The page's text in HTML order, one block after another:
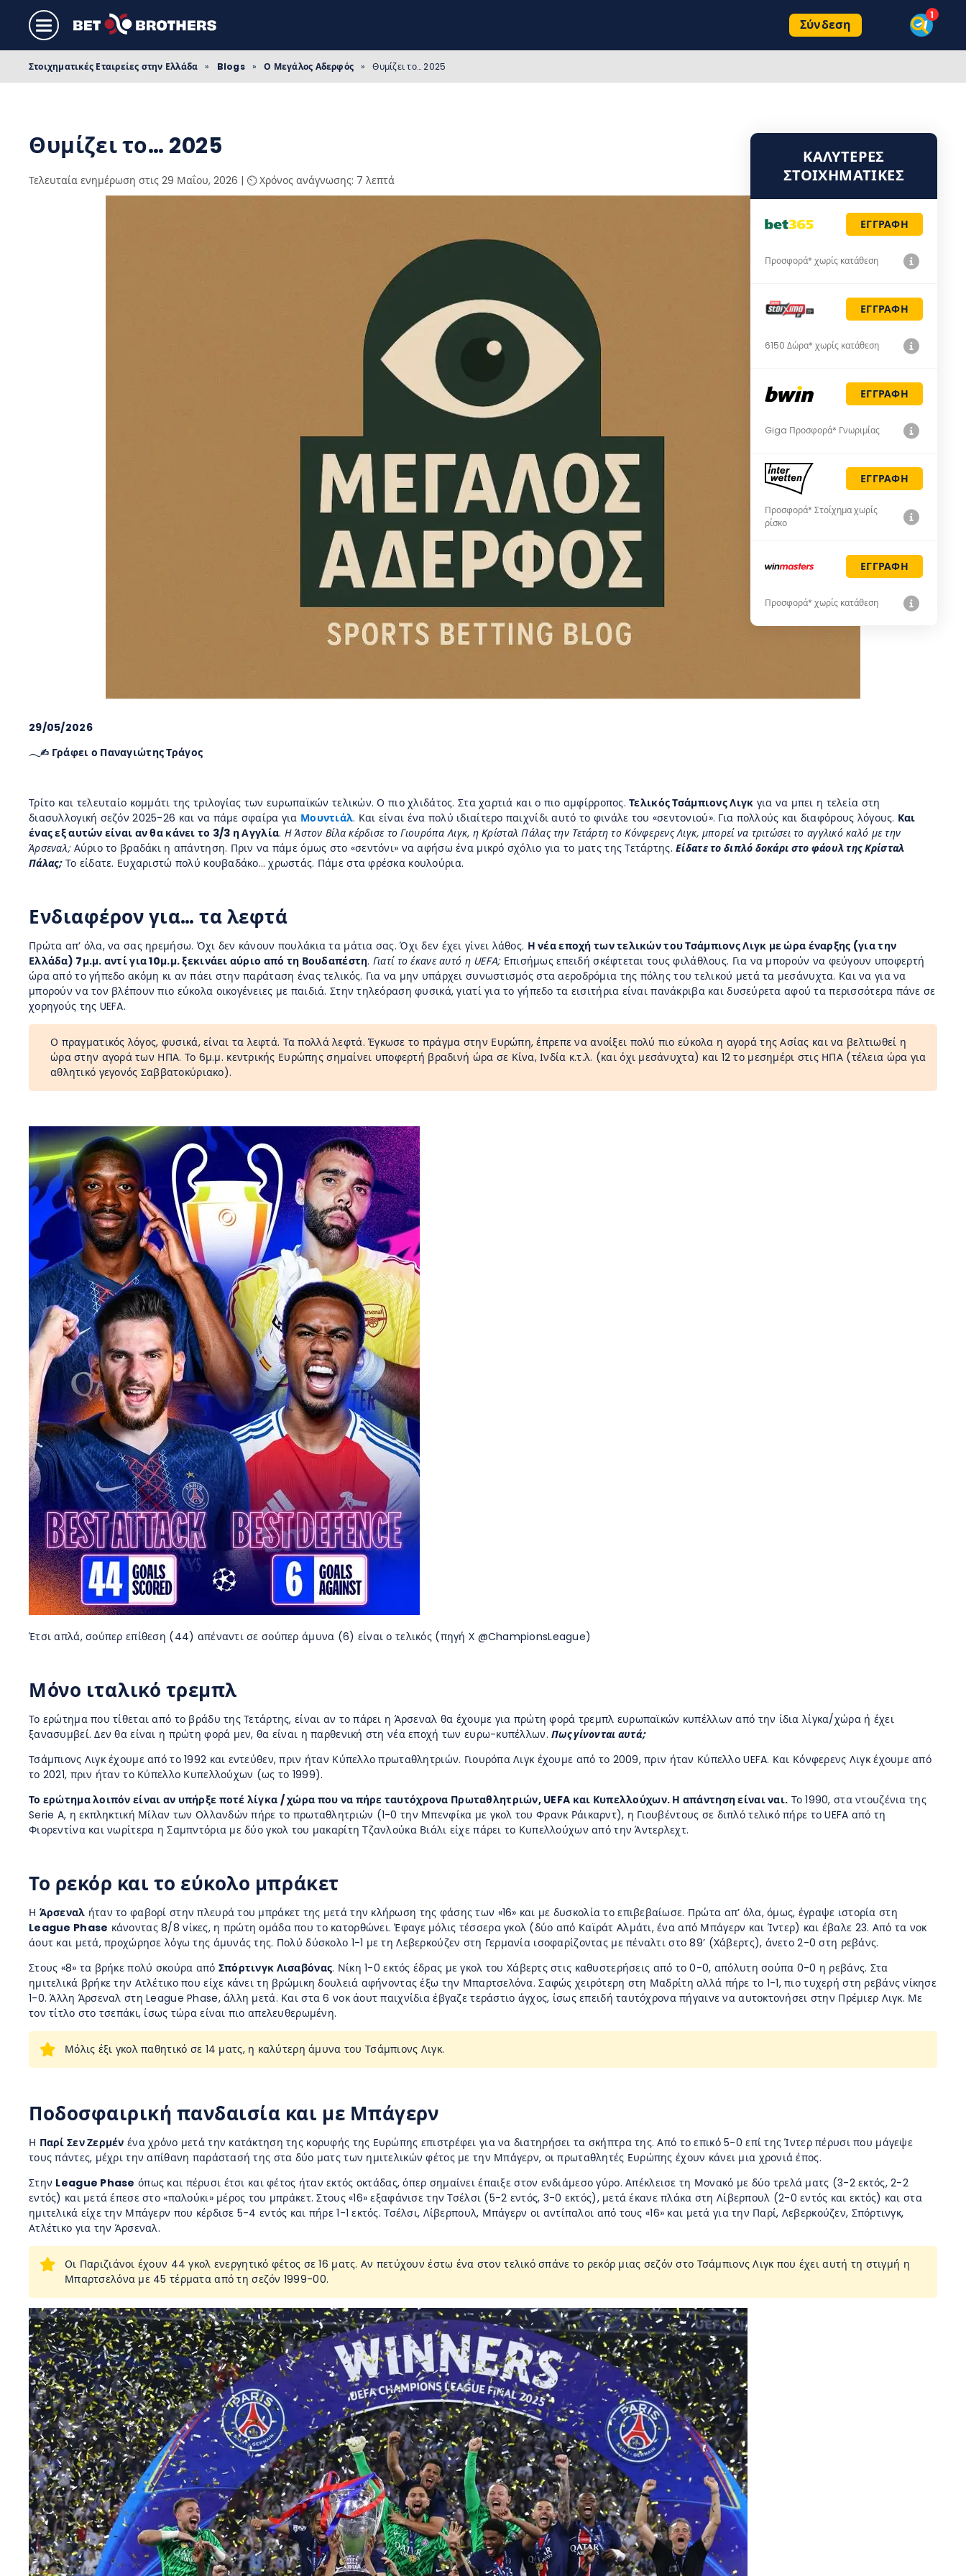
Σύνδεση
Στοιχηματικές Εταιρείες στην Ελλάδα » Blogs » Ο Μεγάλος Αδερφός » Θυμίζει το… 2025
Θυμίζει το… 2025
Τελευταία ενημέρωση στις 29 Μαΐου, 2026 | ⏲️ Χρόνος ανάγνωσης: 7 λεπτά
29/05/2026
𓂃✍︎ Γράφει ο Παναγιώτης Τράγος
Τρίτο και τελευταίο κομμάτι της τριλογίας των ευρωπαϊκών τελικών. Ο πιο χλιδάτος. Στα χαρτιά και ο πιο αμφίρροπος.Τελικός Τσάμπιονς Λιγκ για να μπει η τελεία στη
διασυλλογική σεζόν 2025-26 και να πάμε σφαίρα για Μουντιάλ. Και είναι ένα πολύ ιδιαίτερο παιχνίδι αυτό το φινάλε του «σεντονιού». Για πολλούς και διαφόρους λόγους. Και
ένας εξ αυτών είναι αν θα κάνει το 3/3 η Αγγλία. Η Άστον Βίλα κέρδισε το Γιουρόπα Λιγκ, η Κρίσταλ Πάλας την Τετάρτη το Κόνφερενς Λιγκ, μπορεί να τριτώσει το αγγλικό καλό με την
Άρσεναλ;Αύριο το βραδάκι η απάντηση. Πριν να πάμε όμως στο «σεντόνι» να αφήσω ένα μικρό σχόλιο για το ματς της Τετάρτης.Είδατε το διπλό δοκάρι στο φάουλ της Κρίσταλ
Πάλας; Το είδατε. Ευχαριστώ πολύ κουβαδάκο… χρωστάς. Πάμε στα φρέσκα κουλούρια.
Ενδιαφέρον για… τα λεφτά
Πρώτα απ’ όλα, να σας ηρεμήσω. Όχι δεν κάνουν πουλάκια τα μάτια σας. Όχι δεν έχει γίνει λάθος. Η νέα εποχή των τελικών του Τσάμπιονς Λιγκ με ώρα έναρξης (για την
Ελλάδα) 7μ.μ. αντί για 10μ.μ. ξεκινάει αύριο από τη Βουδαπέστη. Γιατί το έκανε αυτό η UEFA;Επισήμως επειδή σκέφτεται τους φιλάθλους. Για να μπορούν να φεύγουν υποφερτή
ώρα από το γήπεδο ακόμη κι αν πάει στην παράταση ένας τελικός. Για να μην υπάρχει συνωστισμός στα αεροδρόμια της πόλης του τελικού μετά τα μεσάνυχτα. Και να για να
μπορούν να τον βλέπουν πιο εύκολα οικογένειες με παιδιά. Στην τηλεόραση φυσικά, γιατί για το γήπεδο τα εισιτήρια είναι πανάκριβα και δυσεύρετα αφού τα περισσότερα πάνε σε
χορηγούς της UEFA.
Ο πραγματικός λόγος, φυσικά, είναι τα λεφτά. Τα πολλά λεφτά. Έγκωσε το πράγμα στην Ευρώπη, έπρεπε να ανοίξει πολύ πιο εύκολα η αγορά της Ασίας και να βελτιωθεί η
ώρα στην αγορά των ΗΠΑ. Το 6μ.μ. κεντρικής Ευρώπης σημαίνει υποφερτή βραδινή ώρα σε Κίνα, Ινδία κ.τ.λ. (και όχι μεσάνυχτα) και 12 το μεσημέρι στις ΗΠΑ (τέλεια ώρα για
αθλητικό γεγονός Σαββατοκύριακο).
Έτσι απλά, σούπερ επίθεση (44) απέναντι σε σούπερ άμυνα (6) είναι ο τελικός (πηγή Χ @ChampionsLeague)
Μόνο ιταλικό τρεμπλ
Το ερώτημα που τίθεται από το βράδυ της Τετάρτης, είναι αν το πάρει η Άρσεναλ θα έχουμε για πρώτη φορά τρεμπλ ευρωπαϊκών κυπέλλων από την ίδια λίγκα/χώρα ή έχει
ξανασυμβεί. Δεν θα είναι η πρώτη φορά μεν, θα είναι η παρθενική στη νέα εποχή των ευρω-κυπέλλων.Πως γίνονται αυτά;
Τσάμπιονς Λιγκ έχουμε από το 1992 και εντεύθεν, πριν ήταν Κύπελλο πρωταθλητριών. Γιουρόπα Λιγκ έχουμε από το 2009, πριν ήταν Κύπελλο UEFA. Και Κόνφερενς Λιγκ έχουμε από
το 2021, πριν ήταν το Κύπελλο Κυπελλούχων (ως το 1999).
Το ερώτημα λοιπόν είναι αν υπήρξε ποτέ λίγκα / χώρα που να πήρε ταυτόχρονα Πρωταθλητριών, UEFA και Κυπελλούχων. Η απάντηση είναι ναι. Το 1990, στα ντουζένια της
Serie A, η εκπληκτική Μίλαν των Ολλανδών πήρε το πρωταθλητριών (1-0 την Μπενφίκα με γκολ του Φρανκ Ράικαρντ), η Γιουβέντους σε διπλό τελικό πήρε το UEFA από τη
Φιορεντίνα και νωρίτερα η Σαμπντόρια με δύο γκολ του μακαρίτη Τζανλούκα Βιάλι είχε πάρει το Κυπελλούχων από την Άντερλεχτ.
Το ρεκόρ και το εύκολο μπράκετ
Η Άρσεναλ ήταν το φαβορί στην πλευρά του μπράκετ της μετά την κλήρωση της φάσης των «16» και με δυσκολία το επιβεβαίωσε. Πρώτα απ’ όλα, όμως, έγραψε ιστορία στη
League Phase κάνοντας 8/8 νίκες, η πρώτη ομάδα που το κατορθώνει. Έφαγε μόλις τέσσερα γκολ (δύο από Καϊράτ Αλμάτι, ένα από Μπάγερν και Ίντερ) και έβαλε 23. Από τα νοκ
άουτ και μετά, προχώρησε λόγω της άμυνάς της. Πολύ δύσκολο 1-1 με τη Λεβερκούζεν στη Γερμανία ισοφαρίζοντας με πέναλτι στο 89’ (Χάβερτς), άνετο 2-0 στη ρεβάνς.
Στους «8» τα βρήκε πολύ σκούρα από Σπόρτινγκ Λισαβόνας. Νίκη 1-0 εκτός έδρας με γκολ του Χάβερτς στις καθυστερήσεις από το 0-0, απόλυτη σούπα 0-0 η ρεβάνς. Στα
ημιτελικά βρήκε την Ατλέτικο που είχε κάνει τη βρώμικη δουλειά αφήνοντας έξω την Μπαρτσελόνα. Σαφώς χειρότερη στη Μαδρίτη αλλά πήρε το 1-1, πιο τυχερή στη ρεβάνς νίκησε
1-0. Άλλη Άρσεναλ στη League Phase, άλλη μετά. Και στα 6 νοκ άουτ παιχνίδια έβγαζε τεράστιο άγχος, ίσως επειδή ταυτόχρονα πήγαινε να αυτοκτονήσει στην Πρέμιερ Λιγκ. Με
τον τίτλο στο τσεπάκι, ίσως τώρα είναι πιο απελευθερωμένη.
Μόλις έξι γκολ παθητικό σε 14 ματς, η καλύτερη άμυνα του Τσάμπιονς Λιγκ.
Ποδοσφαιρική πανδαισία και με Μπάγερν
Η Παρί Σεν Ζερμέν ένα χρόνο μετά την κατάκτηση της κορυφής της Ευρώπης επιστρέφει για να διατηρήσει τα σκήπτρα της. Από το επικό 5-0 επί της Ίντερ πέρυσι που μάγεψε
τους πάντες, μέχρι την απίθανη παράστασή της στα δύο ματς των ημιτελικών φέτος με την Μπάγερν, οι πρωταθλητές Ευρώπης έχουν κάνει μια χρονιά έπος.
Στην League Phase όπως και πέρυσι έτσι και φέτος ήταν εκτός οκτάδας, όπερ σημαίνει έπαιξε στον ενδιάμεσο γύρο. Απέκλεισε τη Μονακό με δύο τρελά ματς (3-2 εκτός, 2-2
εντός) και μετά έπεσε στο «παλούκι» μέρος του μπράκετ. Στους «16» εξαφάνισε την Τσέλσι (5-2 εντός, 3-0 εκτός), μετά έκανε πλάκα στη Λίβερπουλ (2-0 εντός και εκτός) και στα
ημιτελικά είχε την Μπάγερν που κέρδισε 5-4 εντός και πήρε 1-1 εκτός. Τσέλσι, Λίβερπουλ, Μπάγερν οι αντίπαλοι από τους «16» και μετά για την Παρί, Λεβερκούζεν, Σπόρτινγκ,
Ατλέτικο για την Άρσεναλ.
Οι Παριζιάνοι έχουν 44 γκολ ενεργητικό φέτος σε 16 ματς. Αν πετύχουν έστω ένα στον τελικό σπάνε το ρεκόρ μιας σεζόν στο Τσάμπιονς Λιγκ που έχει αυτή τη στιγμή η
Μπαρτσελόνα με 45 τέρματα από τη σεζόν 1999-00.
ΚΑΛΎΤΕΡΕΣ
ΣΤΟΙΧΗΜΑΤΙΚΈΣ
ΕΓΓΡΑΦΗ
Προσφορά* χωρίς κατάθεση
ΕΓΓΡΑΦΗ
6150 Δώρα* χωρίς κατάθεση
ΕΓΓΡΑΦΗ
Giga Προσφορά* Γνωριμίας
ΕΓΓΡΑΦΗ
Προσφορά* Στοίχημα χωρίς
ρίσκο
ΕΓΓΡΑΦΗ
Προσφορά* χωρίς κατάθεση